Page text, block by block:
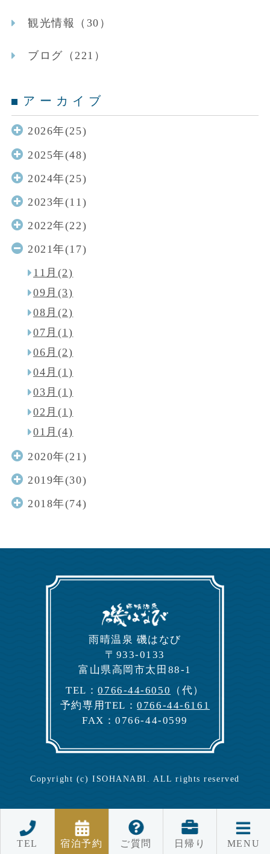
観光情報（30）
ブログ（221）
アーカイブ
2026年(25)
2025年(48)
2024年(25)
2023年(11)
2022年(22)
2021年(17)
11月(2)
09月(3)
08月(2)
07月(1)
06月(2)
04月(1)
03月(1)
02月(1)
01月(4)
2020年(21)
2019年(30)
2018年(74)
⾬晴温泉 磯はなび
〒933-0133
富⼭県⾼岡市太⽥88-1
TEL：0766-44-6050
（代）
予約専⽤TEL：0766-44-6161
FAX：0766-44-0599
Copyright (c) ISOHANABI. ALL rights reserved
TEL 宿泊予約 ご質問 日帰り MENU